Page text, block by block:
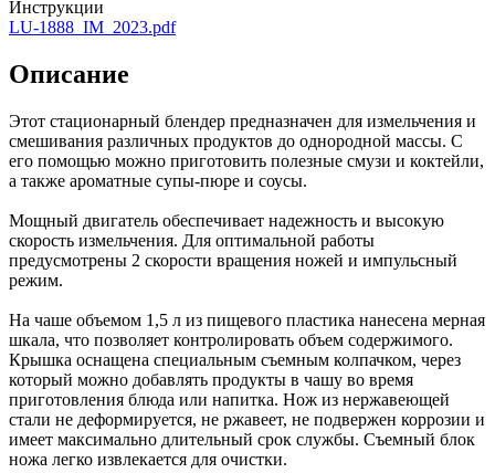
Инструкции
LU-1888_IM_2023.pdf
Описание
Этот стационарный блендер предназначен для измельчения и
смешивания различных продуктов до однородной массы. С
его помощью можно приготовить полезные смузи и коктейли,
а также ароматные супы-пюре и соусы.
Мощный двигатель обеспечивает надежность и высокую
скорость измельчения. Для оптимальной работы
предусмотрены 2 скорости вращения ножей и импульсный
режим.
На чаше объемом 1,5 л из пищевого пластика нанесена мерная
шкала, что позволяет контролировать объем содержимого.
Крышка оснащена специальным съемным колпачком, через
который можно добавлять продукты в чашу во время
приготовления блюда или напитка. Нож из нержавеющей
стали не деформируется, не ржавеет, не подвержен коррозии и
имеет максимально длительный срок службы. Съемный блок
ножа легко извлекается для очистки.